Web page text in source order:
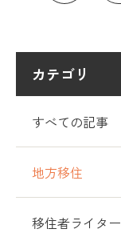
カテゴリ
すべての記事
地方移住
移住者ライター